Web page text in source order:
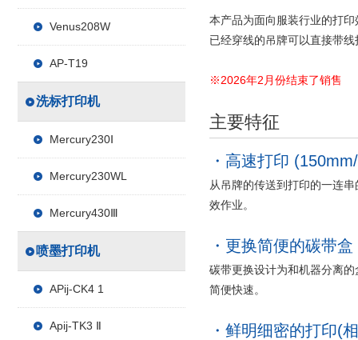
本产品为面向服装行业的打
已经穿线的吊牌可以直接带
※2026年2月份结束了销售
主要特征
高速打印
从吊牌的传送到打印的一连
效作业。
更换简便的碳带盒
碳带更换设计为和机器分离
简便快速。
鲜明细密的打印(
Venus208W
AP-T19
洗标打印机
Mercury230Ⅰ
Mercury230WL
Mercury430Ⅲ
喷墨打印机
APij-CK4 1
Apij-TK3 Ⅱ